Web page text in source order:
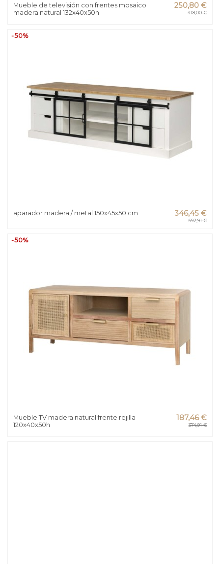
Mueble de televisión con frentes mosaico
madera natural 132x40x50h
250,80 €
418,00 €
-50%
aparador madera / metal 150x45x50 cm 346,45 €
692,91 €
-50%
Mueble TV madera natural frente rejilla
120x40x50h
187,46 €
374,91 €